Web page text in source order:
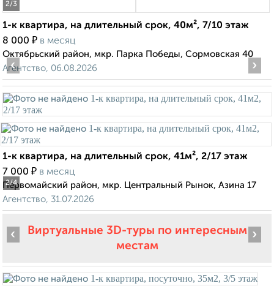
2/3
1-к квартира, на длительный срок, 40м², 7/10 этаж
8 000 ₽ в месяц
Октябрьский район, мкр. Парка Победы, Сормовская 40
Агентство, 06.08.2026
2/4
‹ ›
1-к квартира, на длительный срок, 41м², 2/17 этаж
7 000 ₽ в месяц
Первомайский район, мкр. Центральный Рынок, Азина 17
Агентство, 31.07.2026
Виртуальные 3D-туры по интересным
местам
‹ ›